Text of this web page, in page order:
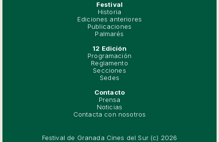
Festival
Historia
Ediciones anteriores
Publicaciones
Palmarés
12 Edición
Programación
Reglamento
Secciones
Sedes
Contacto
Prensa
Noticias
Contacta con nosotros
Festival de Granada Cines del Sur (c) 2026